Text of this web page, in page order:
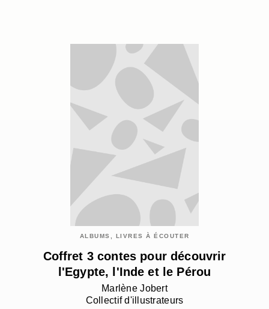
ALBUMS, LIVRES À ÉCOUTER
Coffret 3 contes pour découvrir
l'Egypte, l'Inde et le Pérou
Marlène Jobert
Collectif d'illustrateurs